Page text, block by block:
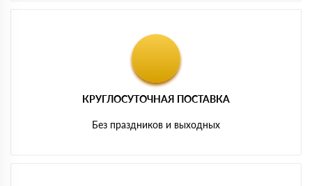
КРУГЛОСУТОЧНАЯ ПОСТАВКА
Без праздников и выходных